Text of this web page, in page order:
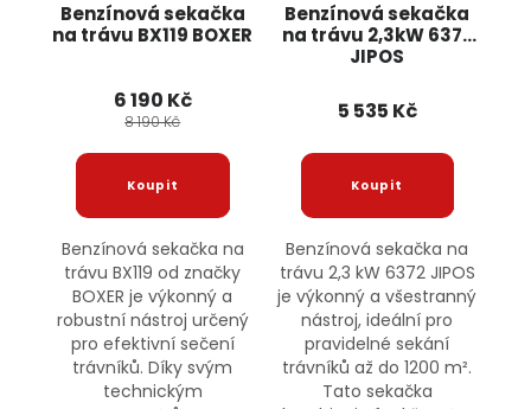
Benzínová sekačka
na trávu BX119 BOXER
6 190 Kč
8 190 Kč
Benzínová sekačka na
trávu BX119 od značky
BOXER je výkonný a
robustní nástroj určený
pro efektivní sečení
trávníků. Díky svým
technickým
Benzínová sekačka
na trávu 2,3kW 6372
JIPOS
5 535 Kč
Benzínová sekačka na
trávu 2,3 kW 6372 JIPOS
je výkonný a všestranný
nástroj, ideální pro
pravidelné sekání
trávníků až do 1200 m².
Tato sekačka